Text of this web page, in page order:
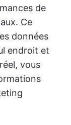
de
Ce
données
endroit et
vous